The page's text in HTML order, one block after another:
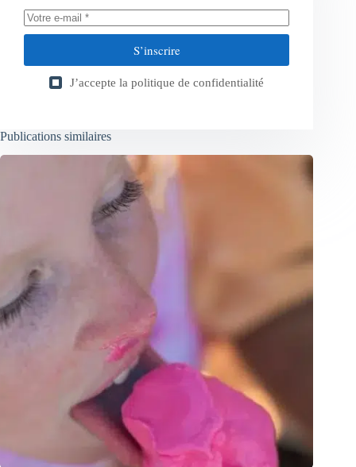
S’inscrire
J’accepte la politique de confidentialité
Publications similaires